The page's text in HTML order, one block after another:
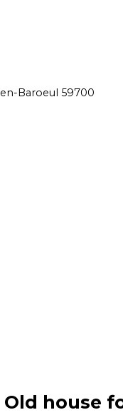
Old house